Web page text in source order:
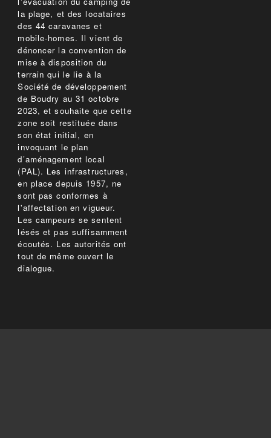
la plage, et des locataires
des 44 caravanes et
mobile-homes. Il vient de
dénoncer la convention de
mise à disposition du
terrain qui le lie à la
Société de développement
de Boudry au 31 octobre
2023, et souhaite que cette
zone soit restituée dans
son état initial, en
invoquant le plan
d’aménagement local
(PAL). Les infrastructures,
en place depuis 1957, ne
sont pas conformes à
l'affectation en vigueur.
Les campeurs se sentent
lésés et pas suffisamment
écoutés. Les autorités ont
tout de même ouvert le
dialogue.